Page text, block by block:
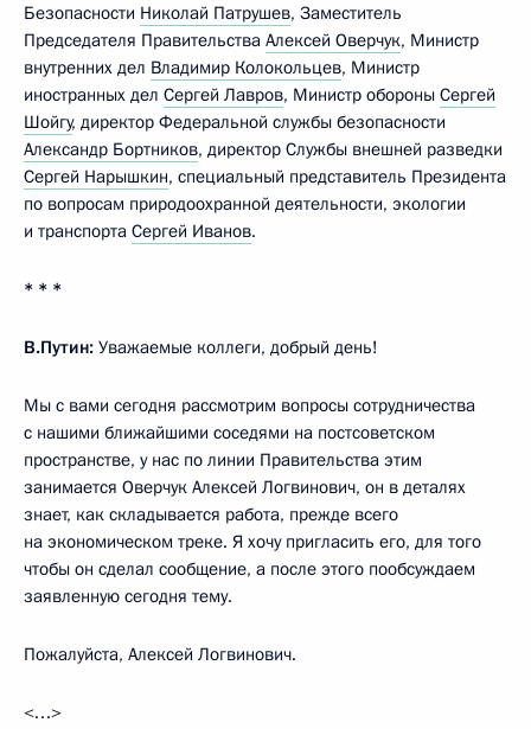
Безопасности Николай Патрушев, Заместитель
Председателя Правительства Алексей Оверчук, Министр
внутренних дел Владимир Колокольцев, Министр
иностранных дел Сергей Лавров, Министр обороны Сергей
Шойгу, директор Федеральной службы безопасности
Александр Бортников, директор Службы внешней разведки
Сергей Нарышкин, специальный представитель Президента
по вопросам природоохранной деятельности, экологии
и транспорта Сергей Иванов.
* * *
В.Путин: Уважаемые коллеги, добрый день!
Мы с вами сегодня рассмотрим вопросы сотрудничества
с нашими ближайшими соседями на постсоветском
пространстве, у нас по линии Правительства этим
занимается Оверчук Алексей Логвинович, он в деталях
знает, как складывается работа, прежде всего
на экономическом треке. Я хочу пригласить его, для того
чтобы он сделал сообщение, а после этого пообсуждаем
заявленную сегодня тему.
Пожалуйста, Алексей Логвинович.
<…>